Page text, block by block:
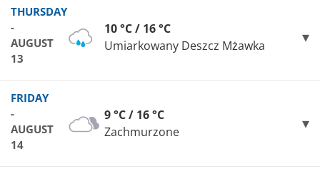
THURSDAY
-
AUGUST
13
10 °C / 16 °C
Umiarkowany Deszcz Mżawka
FRIDAY
-
AUGUST
14
9 °C / 16 °C
Zachmurzone